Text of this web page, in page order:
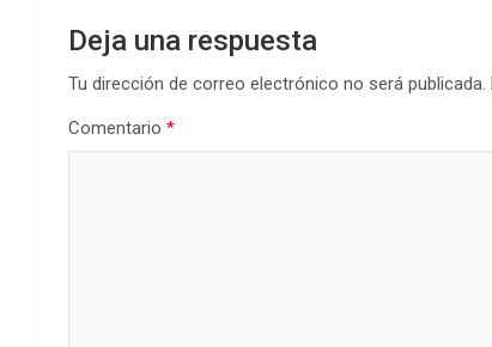
Deja una respuesta
Tu dirección de correo electrónico no será publicada.
Comentario *